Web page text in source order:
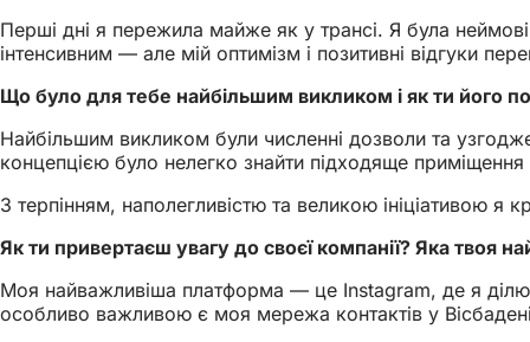
Перші дні я пережила майже як у трансі. Я була
інтенсивним — але мій оптимізм і позитивні відгуки
Що було для тебе найбільшим викликом і як ти його
Найбільшим викликом були численні дозволи та
концепцією було нелегко знайти підходяще
З терпінням, наполегливістю та великою ініціативою
Як ти привертаєш увагу до своєї компанії? Яка твоя
Моя найважливіша платформа — це Instagram, де я
особливо важливою є моя мережа контактів у